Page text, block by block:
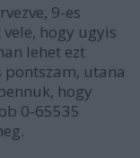
9-es
hogy ugyis
lehet ezt
utana
hogy
0-65535